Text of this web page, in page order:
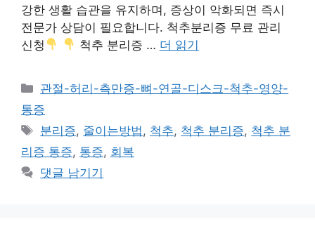
강한 생활 습관을 유지하며, 증상이 악화되면 즉시
전문가 상담이 필요합니다. 척추분리증 무료 관리
신청
척추 분리증 … 더 읽기
카
테
고
리
관절-허리-측만증-뼈-연골-디스크-척추-영양-
통증
태
그
분리증, 줄이는방법 , 척추, 척추 분리증, 척추 분
리증 통증, 통증, 회복
댓글 남기기